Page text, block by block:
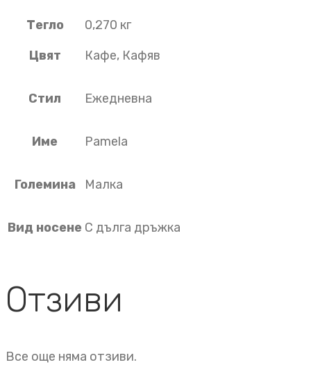
Тегло
0,270 кг
Цвят
Кафе, Кафяв
Стил Ежедневна
Име Pamela
Големина Малка
Вид носене С дълга дръжка
Отзиви
Все още няма отзиви.